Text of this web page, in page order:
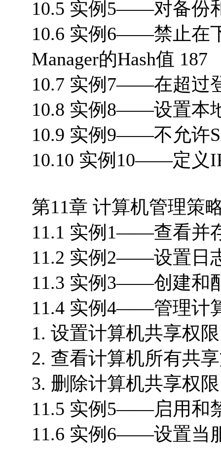
10.5 实例5——对备份
10.6 实例6——禁止在
Manager的Hash值 187
10.7 实例7——在超过
10.8 实例8——设置本
10.9 实例9——不允许
10.10 实例10——定义
第11章 计算机管理策
11.1 实例1——查看并
11.2 实例2——设置日
11.3 实例3——创建和
11.4 实例4——管理计
1. 设置计算机共享权
2. 查看计算机所有共
3. 删除计算机共享权
11.5 实例5——启用和
11.6 实例6——设置当